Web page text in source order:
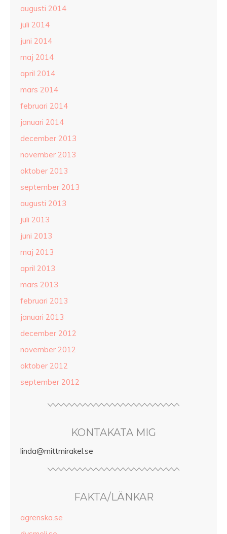
augusti 2014
juli 2014
juni 2014
maj 2014
april 2014
mars 2014
februari 2014
januari 2014
december 2013
november 2013
oktober 2013
september 2013
augusti 2013
juli 2013
juni 2013
maj 2013
april 2013
mars 2013
februari 2013
januari 2013
december 2012
november 2012
oktober 2012
september 2012
KONTAKATA MIG
linda@mittmirakel.se
FAKTA/LÄNKAR
agrenska.se